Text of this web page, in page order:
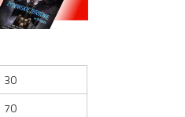
30
70